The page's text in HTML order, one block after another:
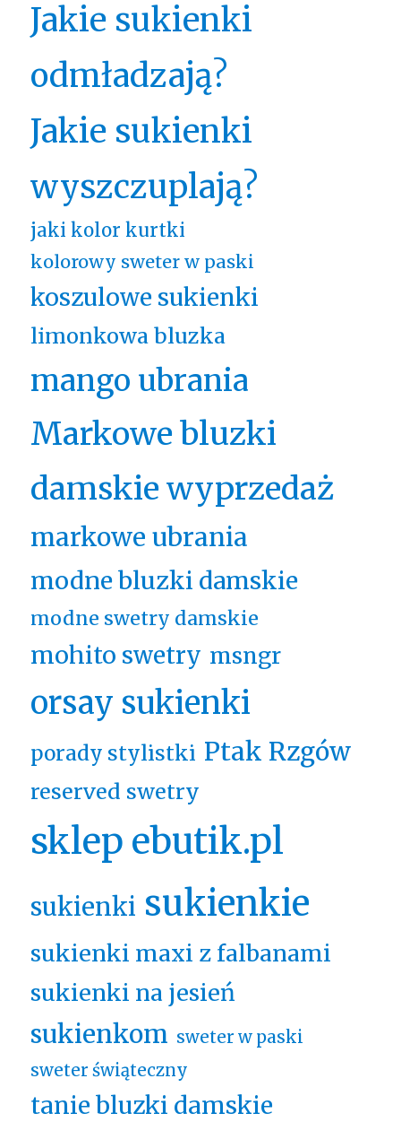
Jakie sukienki
odmładzają?
Jakie sukienki
wyszczuplają?
jaki kolor kurtki
kolorowy sweter w paski
koszulowe sukienki
limonkowa bluzka
mango ubrania
Markowe bluzki
damskie wyprzedaż
markowe ubrania
modne bluzki damskie
modne swetry damskie
mohito swetry msngr
orsay sukienki
porady stylistki Ptak Rzgów
reserved swetry
sklep ebutik.pl
sukienki sukienkie
sukienki maxi z falbanami
sukienki na jesień
sukienkom sweter w paski
sweter świąteczny
tanie bluzki damskie